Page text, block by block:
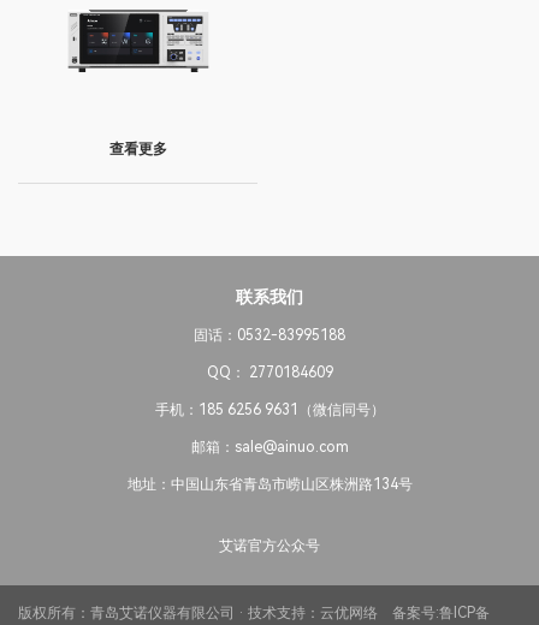
查看更多
联系我们
固话：0532-83995188
QQ： 2770184609
手机：185 6256 9631（微信同号）
邮箱：sale@ainuo.com
地址：中国山东省青岛市崂山区株洲路134号
艾诺官方公众号
版权所有：青岛艾诺仪器有限公司 · 技术支持： 云优网络 备案号:鲁ICP备